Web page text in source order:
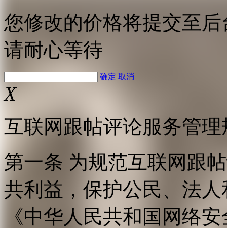
您修改的价格将提交至
请耐心等待
确定 取消
X
互联网跟帖评论服务管理
第一条 为规范互联网跟
共利益，保护公民、法
《中华人民共和国网络